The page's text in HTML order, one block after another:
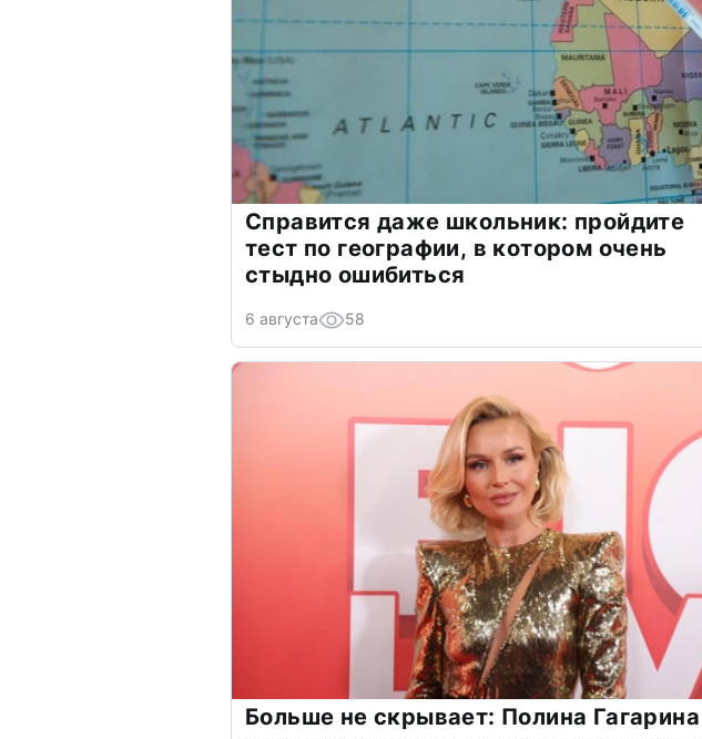
Справится даже школьник: пройдите
тест по географии, в котором очень
стыдно ошибиться
6 августа 58
Больше не скрывает: Полина Гагарина